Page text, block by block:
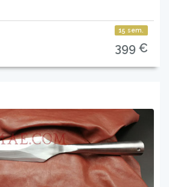
15 sem.
399 €